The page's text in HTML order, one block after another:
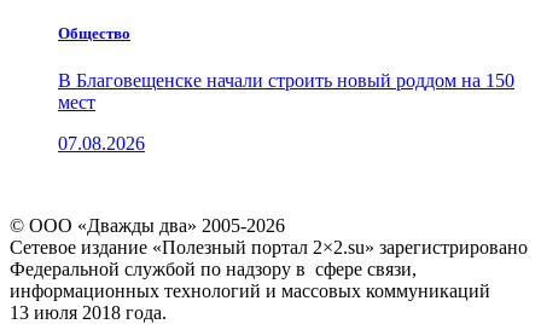
Общество
В Благовещенске начали строить новый роддом на 150
мест
07.08.2026
© ООО «Дважды два» 2005-2026
Сетевое издание «Полезный портал 2×2.su» зарегистрировано
Федеральной службой по надзору в сфере связи,
информационных технологий и массовых коммуникаций
13 июля 2018 года.